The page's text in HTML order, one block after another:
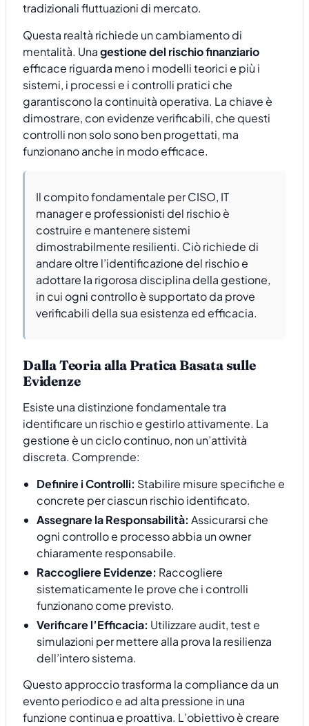
tradizionali fluttuazioni di mercato.
Questa realtà richiede un cambiamento di
mentalità. Unagestione del rischio finanziario
efficace riguarda meno i modelli teorici e più i
sistemi, i processi e i controlli pratici che
garantiscono la continuità operativa. La chiave è
dimostrare, con evidenze verificabili, che questi
controlli non solo sono ben progettati, ma
funzionano anche in modo efficace.
Il compito fondamentale per CISO, IT
manager e professionisti del rischio è
costruire e mantenere sistemi
dimostrabilmente resilienti. Ciò richiede di
andare oltre l’identificazione del rischio e
adottare la rigorosa disciplina della gestione,
in cui ogni controllo è supportato da prove
verificabili della sua esistenza ed efficacia.
Dalla Teoria alla Pratica Basata sulle
Evidenze
Esiste una distinzione fondamentale tra
identificare un rischio e gestirlo attivamente. La
gestione è un ciclo continuo, non un’attività
discreta. Comprende:
Definire i Controlli: Stabilire misure specifiche e
concrete per ciascun rischio identificato.
Assegnare la Responsabilità: Assicurarsi che
ogni controllo e processo abbia un owner
chiaramente responsabile.
Raccogliere Evidenze: Raccogliere
sistematicamente le prove che i controlli
funzionano come previsto.
Verificare l’Efficacia: Utilizzare audit, test e
simulazioni per mettere alla prova la resilienza
dell’intero sistema.
Questo approccio trasforma la compliance da un
evento periodico e ad alta pressione in una
funzione continua e proattiva. L’obiettivo è creare